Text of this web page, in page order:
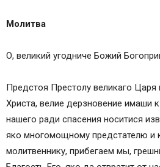
Молитва
О, великий угодниче Божий
Предстоя Престолу великаго Царя
Христа, велие дерзновение имаши
нашего ради спасения носитися
яко многомощному предстателю и
молитвеннику, прибегаем мы,